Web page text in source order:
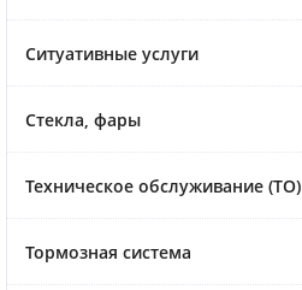
Ситуативные услуги
Стекла, фары
Техническое обслуживание (ТО)
Тормозная система